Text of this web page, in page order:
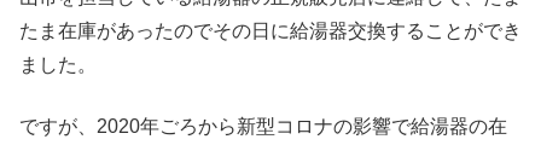
たま在庫があったのでその日に給湯器交換することができ
ました。
ですが、2020年ごろから新型コロナの影響で給湯器の在